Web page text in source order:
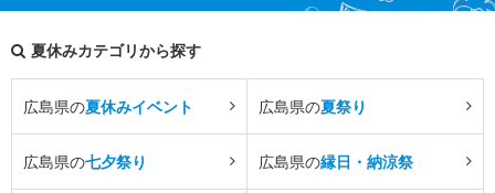
夏休みカテゴリから探す
広島県の夏休みイベント 広島県の夏祭り
広島県の七夕祭り 広島県の縁日・納涼祭